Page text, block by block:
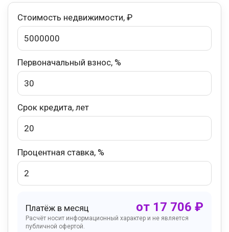
Стоимость недвижимости, ₽
Первоначальный взнос, %
Срок кредита, лет
Процентная ставка, %
Платёж в месяц от 17 706 ₽
Расчёт носит информационный характер и не является
публичной офертой.